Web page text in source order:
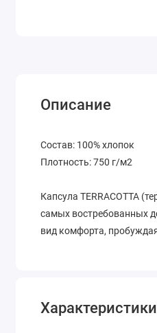
Описание
Состав: 100% хлопок
Плотность: 750 г/м2
Капсула TERRACOTTA
самых востребованных
вид комфорта,
Характеристики